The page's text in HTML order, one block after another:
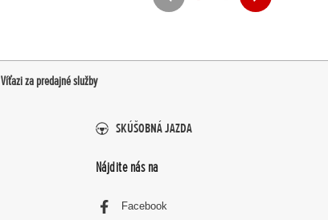
Víťazi za predajné služby
SKÚŠOBNÁ JAZDA
Nájdite nás na
Facebook